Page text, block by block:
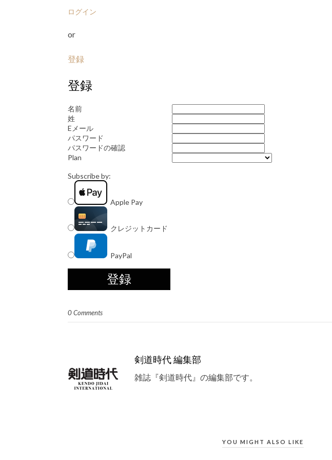
ログイン
or
登録
登録
名前
姓
Eメール
パスワード
パスワードの確認
Plan
Subscribe by:
Apple Pay
クレジットカード
PayPal
0 Comments
剣道時代 編集部
雑誌『剣道時代』の編集部です。
YOU MIGHT ALSO LIKE